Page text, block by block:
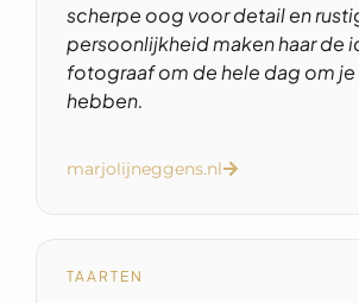
scherpe oog voor detail en
persoonlijkheid maken haar de
fotograaf om de hele dag om je
hebben.
marjolijneggens.nl
TAARTEN